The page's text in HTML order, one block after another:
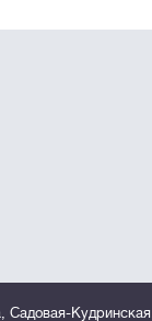
Садовая-